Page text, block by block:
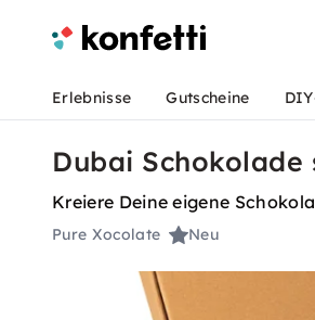
Erlebnisse Gutscheine
Dubai
Kreiere Deine eigene
Pure Xocolate Neu